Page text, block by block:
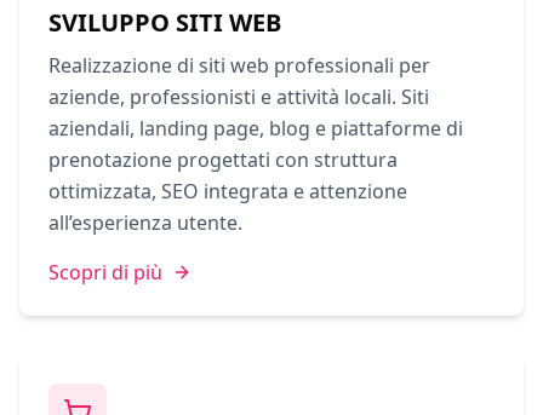
SVILUPPO SITI WEB
Realizzazione di siti web professionali per
aziende, professionisti e attività locali. Siti
aziendali, landing page, blog e piattaforme di
prenotazione progettati con struttura
ottimizzata, SEO integrata e attenzione
all’esperienza utente.
Scopri di più